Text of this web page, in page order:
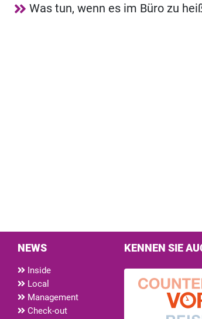
Was tun, wenn es im Büro zu
NEWS
Inside
Local
Management
Check-out
KENNEN SIE